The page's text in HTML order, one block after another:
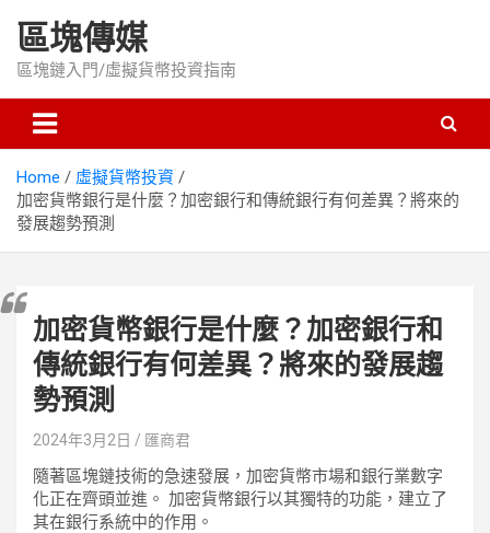
content
區塊傳媒
區塊鏈入門/虛擬貨幣投資指南
Home
虛擬貨幣投資
加密貨幣銀行是什麼？加密銀行和傳統銀行有何差異？將來的
發展趨勢預測
加密貨幣銀行是什麼？加密銀行和
傳統銀行有何差異？將來的發展趨
勢預測
2024年3月2日 匯商君
隨著區塊鏈技術的急速發展，加密貨幣市場和銀行業數字
化正在齊頭並進。 加密貨幣銀行以其獨特的功能，建立了
其在銀行系統中的作用。